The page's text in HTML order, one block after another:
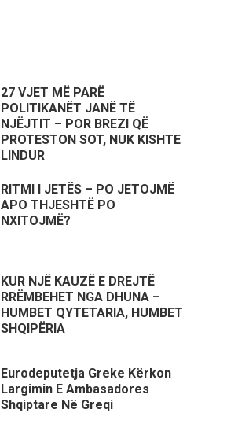
27 VJET MË PARË
POLITIKANËT JANË TË
NJËJTIT – POR BREZI QË
PROTESTON SOT, NUK KISHTE
LINDUR
RITMI I JETËS – PO JETOJMË
APO THJESHTË PO
NXITOJMË?
KUR NJË KAUZË E DREJTË
RRËMBEHET NGA DHUNA –
HUMBET QYTETARIA, HUMBET
SHQIPËRIA
Eurodeputetja Greke Kërkon
Largimin E Ambasadores
Shqiptare Në Greqi